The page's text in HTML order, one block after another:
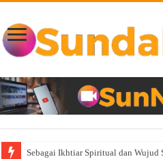
Sebagai Ikhtiar Spiritual dan Wujud